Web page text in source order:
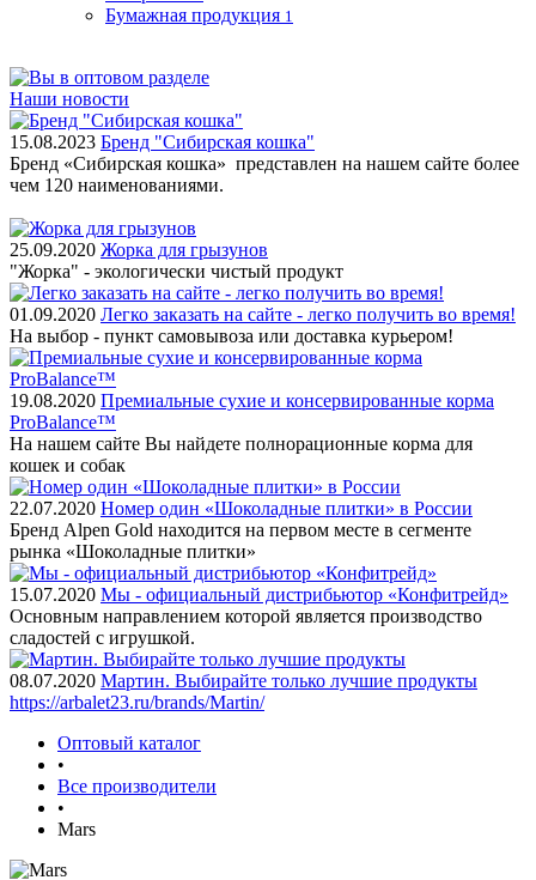
Бумажная продукция 1
Наши новости
15.08.2023 Бренд "Сибирская кошка"
Бренд «Сибирская кошка» представлен на нашем сайте более
чем 120 наименованиями.
25.09.2020 Жорка для грызунов
"Жорка" - экологически чистый продукт
01.09.2020 Легко заказать на сайте - легко получить во время!
На выбор - пункт самовывоза или доставка курьером!
19.08.2020 Премиальные сухие и консервированные корма
ProBalance™
На нашем сайте Вы найдете полнорационные корма для
кошек и собак
22.07.2020 Номер один «Шоколадные плитки» в России
Бренд Alpen Gold находится на первом месте в сегменте
рынка «Шоколадные плитки»
15.07.2020 Мы - официальный дистрибьютор «Конфитрейд»
Основным направлением которой является производство
сладостей с игрушкой.
08.07.2020 Мартин. Выбирайте только лучшие продукты
https://arbalet23.ru/brands/Martin/
Оптовый каталог
•
Все производители
•
Mars